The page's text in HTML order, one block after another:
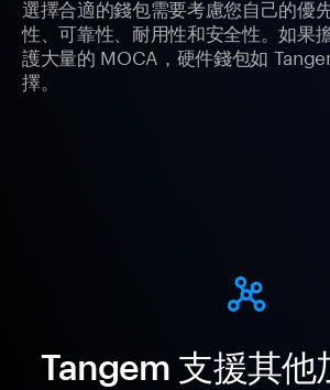
選擇合適的錢包需要考慮您自己的優
性、可靠性、耐用性和安全性。如果
護大量的 MOCA，硬件錢包如
擇。
Tangem 支援其他